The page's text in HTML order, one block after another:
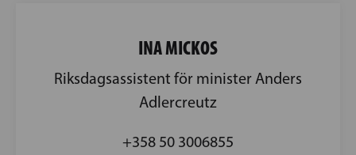
INA MICKOS
Riksdagsassistent för minister Anders
Adlercreutz
‪+358 50 3006855‬